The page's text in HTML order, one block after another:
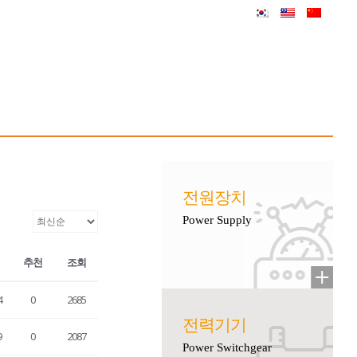
추천 조회
0 2685
0 2087
전원장치
Power Supply
전력기기
Power Switchgear